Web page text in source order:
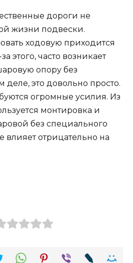
дороги не
жизни подвески.
ходовую приходится
этого, часто возникает
опору без
это довольно просто.
огромные усилия. Из
монтировка и
без специального
влияет отрицательно на